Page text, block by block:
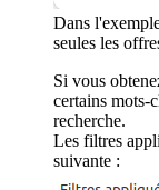
Dans
seules les
Si vous
certains mots-
recherche.
Les filtres
suivante :